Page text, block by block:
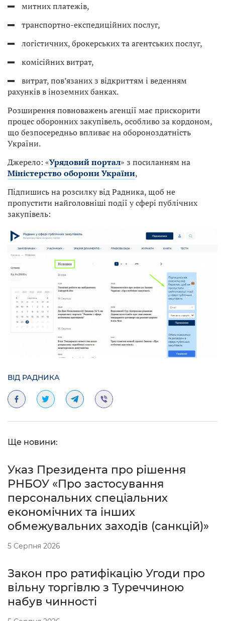
митних платежів,
транспортно-експедиційних послуг,
логістичних, брокерських та агентських послуг,
комісійних витрат,
витрат, пов’язаних з відкриттям і веденням
рахунків в іноземних банках.
Розширення повноважень агенції має прискорити
процес оборонних закупівель, особливо за кордоном,
що безпосередньо впливає на обороноздатність
України.
Джерело: «Урядовий портал» з посиланням на
Міністерство оборони України,
Підпишись на розсилку від Радника, щоб не
пропустити найголовніші події у сфері публічних
закупівель:
ВІД РАДНИКА
Ще новини:
Указ Президента про рішення
РНБОУ «Про застосування
персональних спеціальних
економічних та інших
обмежувальних заходів (санкцій)»
5 Серпня 2026
Закон про ратифікацію Угоди про
вільну торгівлю з Туреччиною
набув чинності